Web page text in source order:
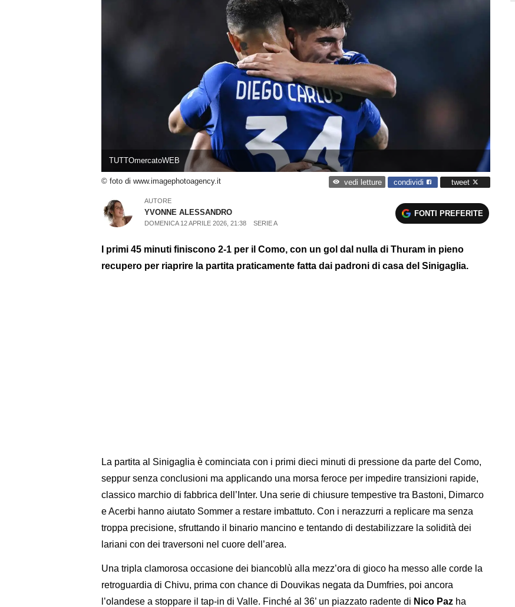
TUTTOmercatoWEB
© foto di www.imagephotoagency.it vedi letture condividi tweet
AUTORE
YVONNE ALESSANDRO
DOMENICA 12 APRILE 2026, 21:38 SERIE A
FONTI PREFERITE
I primi 45 minuti finiscono 2-1 per il Como, con un gol dal nulla di Thuram in pieno
recupero per riaprire la partita praticamente fatta dai padroni di casa del Sinigaglia.
La partita al Sinigaglia è cominciata con i primi dieci minuti di pressione da parte del Como,
seppur senza conclusioni ma applicando una morsa feroce per impedire transizioni rapide,
classico marchio di fabbrica dell’Inter. Una serie di chiusure tempestive tra Bastoni, Dimarco
e Acerbi hanno aiutato Sommer a restare imbattuto. Con i nerazzurri a replicare ma senza
troppa precisione, sfruttando il binario mancino e tentando di destabilizzare la solidità dei
lariani con dei traversoni nel cuore dell’area.
Una tripla clamorosa occasione dei biancoblù alla mezz’ora di gioco ha messo alle corde la
retroguardia di Chivu, prima con chance di Douvikas negata da Dumfries, poi ancora
l’olandese a stoppare il tap-in di Valle. Finché al 36’ un piazzato radente di Nico Paz ha